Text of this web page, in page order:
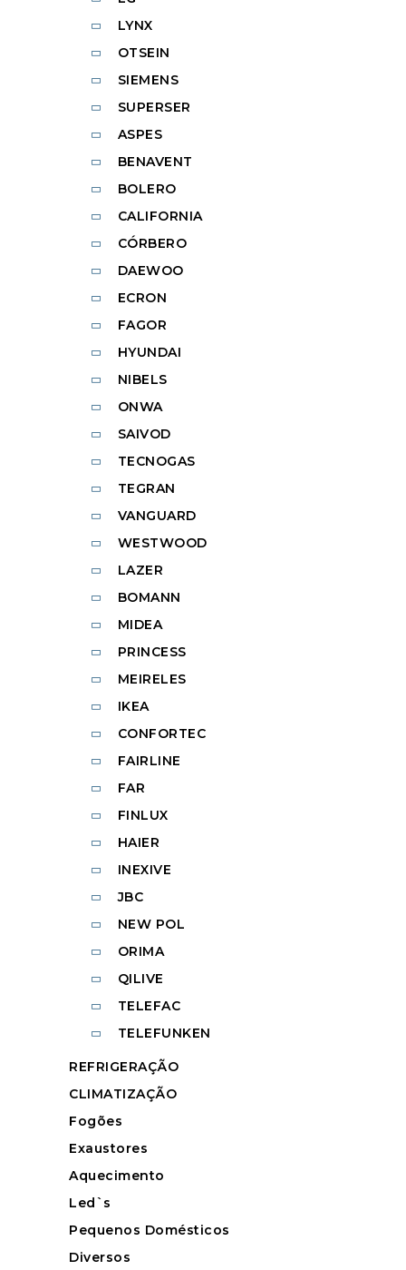
LYNX
OTSEIN
SIEMENS
SUPERSER
ASPES
BENAVENT
BOLERO
CALIFORNIA
CÓRBERO
DAEWOO
ECRON
FAGOR
HYUNDAI
NIBELS
ONWA
SAIVOD
TECNOGAS
TEGRAN
VANGUARD
WESTWOOD
LAZER
BOMANN
MIDEA
PRINCESS
MEIRELES
IKEA
CONFORTEC
FAIRLINE
FAR
FINLUX
HAIER
INEXIVE
JBC
NEW POL
ORIMA
QILIVE
TELEFAC
TELEFUNKEN
REFRIGERAÇÃO
CLIMATIZAÇÃO
Fogões
Exaustores
Aquecimento
Led`s
Pequenos Domésticos
Diversos